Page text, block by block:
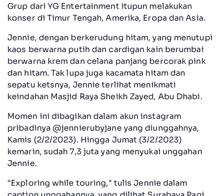
Grup dari YG Entertainment itupun melakukan
konser di Timur Tengah, Amerika, Eropa dan Asia.
Jennie, dengan berkerudung hitam, yang menutupi
kaos berwarna putih dan cardigan kain berumbai
berwarna krem dan celana panjang bercorak pink
dan hitam. Tak lupa juga kacamata hitam dan
sepatu ketsnya, Jennie terlihat menikmati
keindahan Masjid Raya Sheikh Zayed, Abu Dhabi.
Momen ini dibagikan dalam akun instagram
pribadinya @jennierubyjane yang diunggahnya,
Kamis (2/2/2023). Hingga Jumat (3/2/2023)
kemarin, sudah 7,3 juta yang menyukai unggahan
Jennie.
"Exploring while touring," tulis Jennie dalam